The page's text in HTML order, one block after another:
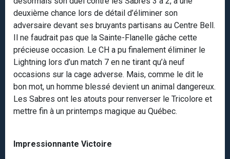
deuxième chance lors de détail d’éliminer son
adversaire devant ses bruyants partisans au Centre Bell.
Il ne faudrait pas que la Sainte-Flanelle gâche cette
précieuse occasion. Le CH a pu finalement éliminer le
Lightning lors d’un match 7 en ne tirant qu’à neuf
occasions sur la cage adverse. Mais, comme le dit le
bon mot, un homme blessé devient un animal dangereux.
Les Sabres ont les atouts pour renverser le Tricolore et
mettre fin à un printemps magique au Québec.
Impressionnante Victoire